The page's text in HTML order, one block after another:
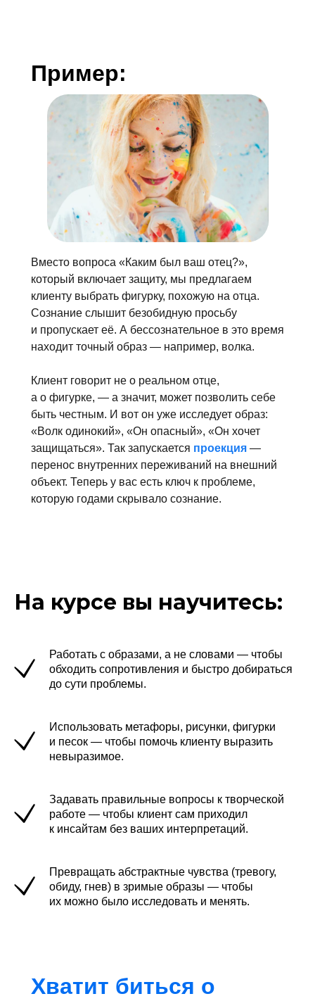
Пример:
Вместо вопроса «Каким был ваш отец?»,
который включает защиту, мы предлагаем
клиенту выбрать фигурку, похожую на отца.
Сознание слышит безобидную просьбу
и пропускает её. А бессознательное в это время
находит точный образ — например, волка.
Клиент говорит не о реальном отце,
а о фигурке, — а значит, может позволить себе
быть честным. И вот он уже исследует образ:
«Волк одинокий», «Он опасный», «Он хочет
защищаться». Так запускается проекция —
перенос внутренних переживаний на внешний
объект. Теперь у вас есть ключ к проблеме,
которую годами скрывало сознание.
На курсе вы научитесь:
Работать с образами, а не словами — чтобы
обходить сопротивления и быстро добираться
до сути проблемы.
Использовать метафоры, рисунки, фигурки
и песок — чтобы помочь клиенту выразить
невыразимое.
Задавать правильные вопросы к творческой
работе — чтобы клиент сам приходил
к инсайтам без ваших интерпретаций.
Превращать абстрактные чувства (тревогу,
обиду, гнев) в зримые образы — чтобы
их можно было исследовать и менять.
Хватит биться о